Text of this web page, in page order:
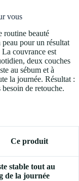
vous
routine beauté
pour un résultat
couvrance est
deux couches
au sébum et à
la journée. Résultat :
de retouche.
Ce produit
stable tout au
de la journée